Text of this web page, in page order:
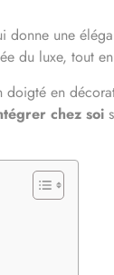
une
du luxe, tout
en
chez soi